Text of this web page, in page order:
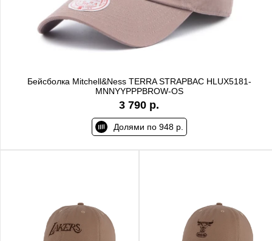
Бейсболка Mitchell&Ness TERRA STRAPBAC HLUX5181-
MNNYYPPPBROW-OS
3 790 р.
Долями по 948 р.